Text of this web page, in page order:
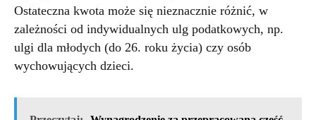
Ostateczna kwota może się nieznacznie różnić, w
zależności od indywidualnych ulg podatkowych, np.
ulgi dla młodych (do 26. roku życia) czy osób
wychowujących dzieci.